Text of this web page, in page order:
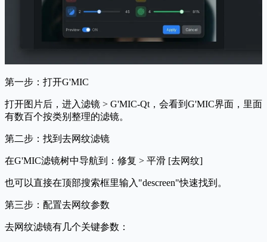
第一步：打开G'MIC
打开图片后，进入滤镜 > G'MIC-Qt ，会看到G'MIC界面，里面
有数百个按类别整理的滤镜。
第二步：找到去网纹滤镜
在G'MIC滤镜树中导航到： 修复 > 平滑 [去网纹]
也可以直接在顶部搜索框里输入"descreen"快速找到。
第三步：配置去网纹参数
去网纹滤镜有几个关键参数：